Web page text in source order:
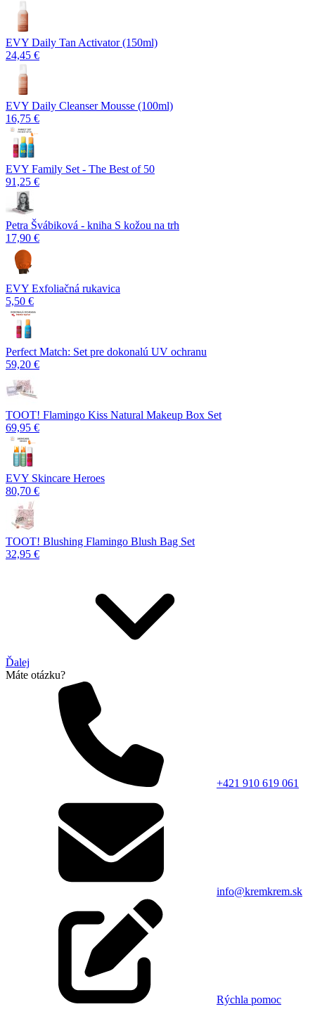
EVY Daily Tan Activator (150ml)
24,45 €
EVY Daily Cleanser Mousse (100ml)
16,75 €
EVY Family Set - The Best of 50
91,25 €
Petra Švábiková - kniha S kožou na trh
17,90 €
EVY Exfoliačná rukavica
5,50 €
Perfect Match: Set pre dokonalú UV ochranu
59,20 €
TOOT! Flamingo Kiss Natural Makeup Box Set
69,95 €
EVY Skincare Heroes
80,70 €
TOOT! Blushing Flamingo Blush Bag Set
32,95 €
Ďalej
Máte otázku?
+421 910 619 061
info@kremkrem.sk
Rýchla pomoc